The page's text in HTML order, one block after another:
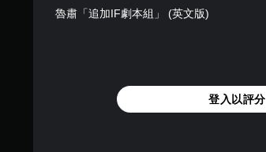
魯肅「追加IF劇本組」 (英文版)
登入以評分